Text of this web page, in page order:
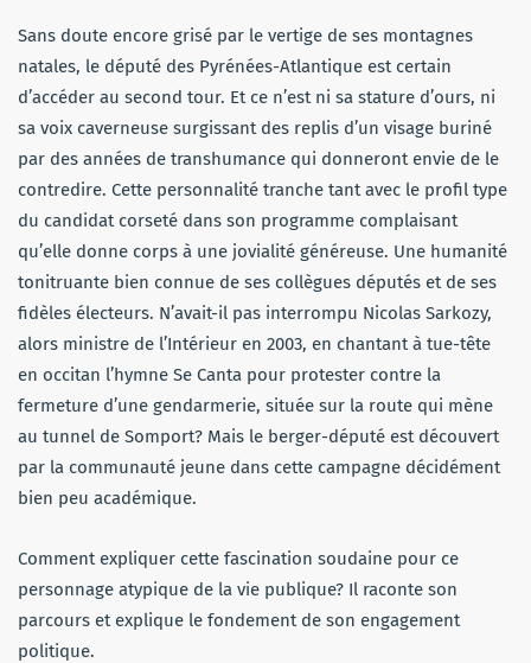
Sans doute encore grisé par le vertige de ses montagnes
natales, le député des Pyrénées-Atlantique est certain
d’accéder au second tour. Et ce n’est ni sa stature d’ours, ni
sa voix caverneuse surgissant des replis d’un visage buriné
par des années de transhumance qui donneront envie de le
contredire. Cette personnalité tranche tant avec le profil type
du candidat corseté dans son programme complaisant
qu’elle donne corps à une jovialité généreuse. Une humanité
tonitruante bien connue de ses collègues députés et de ses
fidèles électeurs. N’avait-il pas interrompu Nicolas Sarkozy,
alors ministre de l’Intérieur en 2003, en chantant à tue-tête
en occitan l’hymne Se Canta pour protester contre la
fermeture d’une gendarmerie, située sur la route qui mène
au tunnel de Somport? Mais le berger-député est découvert
par la communauté jeune dans cette campagne décidément
bien peu académique.
Comment expliquer cette fascination soudaine pour ce
personnage atypique de la vie publique? Il raconte son
parcours et explique le fondement de son engagement
politique.